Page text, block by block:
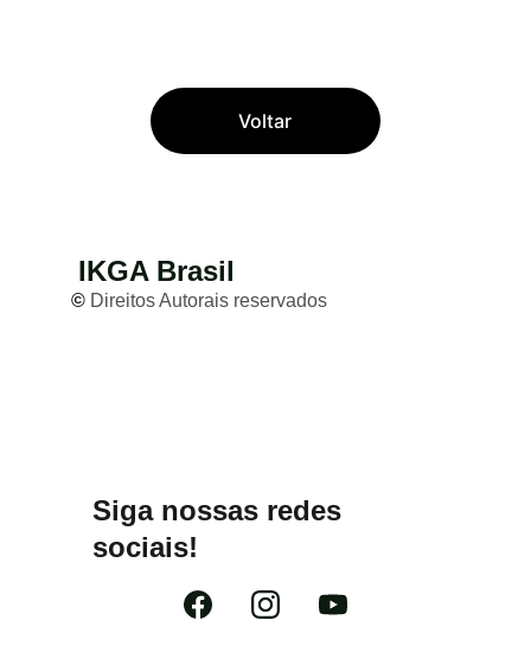
Voltar
IKGA Brasil
© Direitos Autorais reservados
Siga nossas redes
sociais!